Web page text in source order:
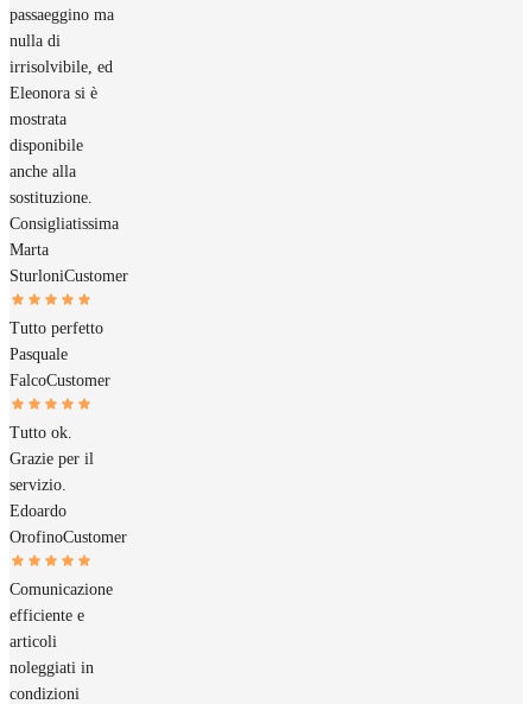
passaeggino ma
nulla di
irrisolvibile, ed
Eleonora si è
mostrata
disponibile
anche alla
sostituzione.
Consigliatissima
Marta
SturloniCustomer
Tutto perfetto
Pasquale
FalcoCustomer
Tutto ok.
Grazie per il
servizio.
Edoardo
OrofinoCustomer
Comunicazione
efficiente e
articoli
noleggiati in
condizioni